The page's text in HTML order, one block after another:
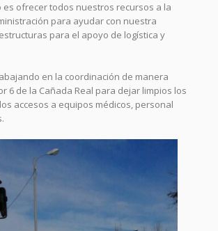
es ofrecer todos nuestros recursos a la
para ayudar con nuestra
para el apoyo de logística y
en la coordinación de manera
6 de la Cañada Real para dejar limpios los
accesos a equipos médicos, personal